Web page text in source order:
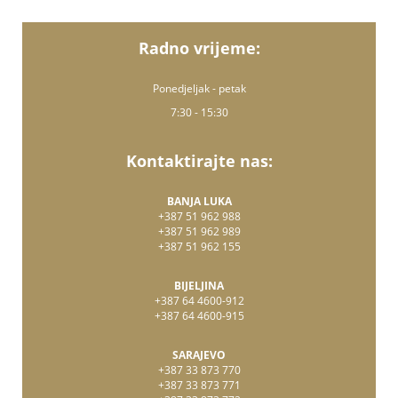
Radno vrijeme:
Ponedjeljak - petak
7:30 - 15:30
Kontaktirajte nas:
BANJA LUKA
+387 51 962 988
+387 51 962 989
+387 51 962 155
BIJELJINA
+387 64 4600-912
+387 64 4600-915
SARAJEVO
+387 33 873 770
+387 33 873 771